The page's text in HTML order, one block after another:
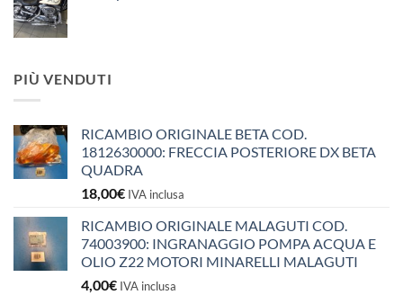
PIÙ VENDUTI
RICAMBIO ORIGINALE BETA COD.
1812630000: FRECCIA POSTERIORE DX BETA
QUADRA
18,00€ IVA inclusa
RICAMBIO ORIGINALE MALAGUTI COD.
74003900: INGRANAGGIO POMPA ACQUA E
OLIO Z22 MOTORI MINARELLI MALAGUTI
4,00€ IVA inclusa